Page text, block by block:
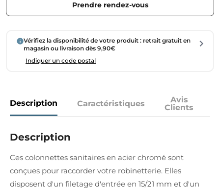
Prendre rendez-vous
Vérifiez la disponibilité de votre produit : retrait gratuit en
magasin ou livraison dès 9,90€
Indiquer un code postal
Description Caractéristiques
Avis
Clients
Description
Ces colonnettes sanitaires en acier chromé sont
conçues pour raccorder votre robinetterie. Elles
disposent d'un filetage d'entrée en 15/21 mm et d'un